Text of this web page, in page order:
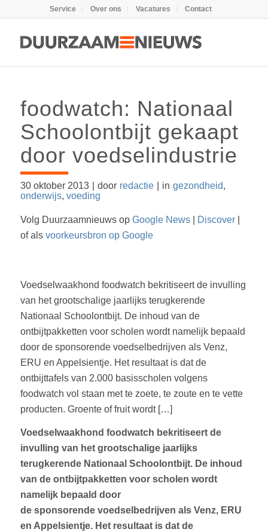
Service Over ons Vacatures Contact
foodwatch: Nationaal
Schoolontbijt gekaapt
door voedselindustrie
30 oktober 2013 door redactie in gezondheid,
onderwijs, voeding
Volg Duurzaamnieuws op Google News| Discover|
of als voorkeursbron op Google
Voedselwaakhond foodwatch bekritiseert de invulling
van het grootschalige jaarlijks terugkerende
Nationaal Schoolontbijt. De inhoud van de
ontbijtpakketten voor scholen wordt namelijk bepaald
door de sponsorende voedselbedrijven als Venz,
ERU en Appelsientje. Het resultaat is dat de
ontbijttafels van 2.000 basisscholen volgens
foodwatch vol staan met te zoete, te zoute en te vette
producten. Groente of fruit wordt […]
Voedselwaakhond foodwatch bekritiseert de
invulling van het grootschalige jaarlijks
terugkerende Nationaal Schoolontbijt. De inhoud
van de ontbijtpakketten voor scholen wordt
namelijk bepaald door
de sponsorende voedselbedrijven als Venz, ERU
en Appelsientje. Het resultaat is dat de